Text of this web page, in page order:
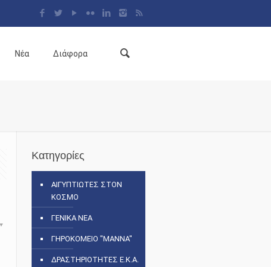
Νέα Διάφορα
Κατηγορίες
ΑΙΓΥΠΤΙΩΤΕΣ ΣΤΟΝ
ΚΟΣΜΟ
ΓΕΝΙΚΑ ΝΕΑ
ΓΗΡΟΚΟΜΕΙΟ "ΜΑΝΝΑ"
ΔΡΑΣΤΗΡΙΟΤΗΤΕΣ Ε.Κ.Α.